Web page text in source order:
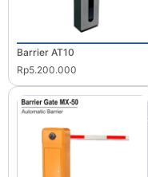
Barrier AT10
Rp5.200.000